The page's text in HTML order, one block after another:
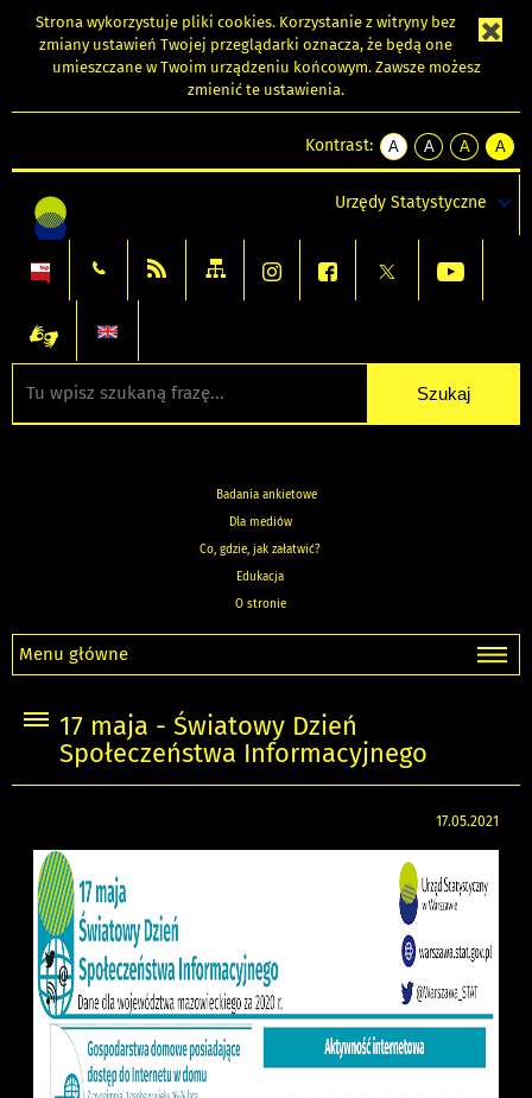
Strona wykorzystuje pliki cookies. Korzystanie z witryny bez
zmiany ustawień Twojej przeglądarki oznacza, że będą one
umieszczane w Twoim urządzeniu końcowym. Zawsze możesz
zmienić te ustawienia.
Kontrast:
A
kontrast
A
kontrast
tekst
czarnym
A
kontrast
tekst
czarnym
A
tekst
żółtym
Urzędy Statystyczne
Badania ankietowe
Dla mediów
Co, gdzie, jak załatwić?
Edukacja
O stronie
Menu główne
17 maja - Światowy Dzień
Społeczeństwa Informacyjnego
17.05.2021